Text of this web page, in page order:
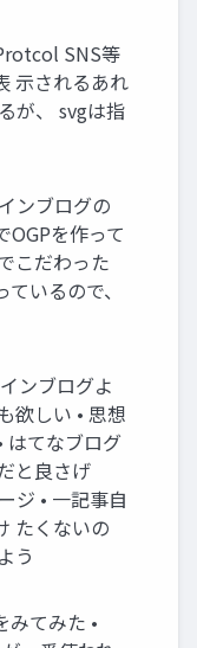
SNS等
示されるあれ
が、 svgは指
ンブログの
OGPを作って
こだわった
いるので、
ンブログよ
欲しい • 思想
はてなブログ
と良さげ
ジ • 一記事自
たくないの
う
みてみた •